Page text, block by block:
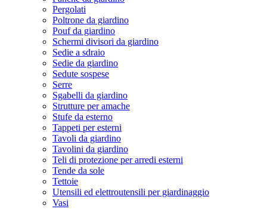
Pergolati
Poltrone da giardino
Pouf da giardino
Schermi divisori da giardino
Sedie a sdraio
Sedie da giardino
Sedute sospese
Serre
Sgabelli da giardino
Strutture per amache
Stufe da esterno
Tappeti per esterni
Tavoli da giardino
Tavolini da giardino
Teli di protezione per arredi esterni
Tende da sole
Tettoie
Utensili ed elettroutensili per giardinaggio
Vasi